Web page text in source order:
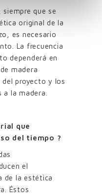
que se
original de la
es necesario
La frecuencia
dependerá en
madera
del proyecto y los
la madera.
que
del tiempo ?
el
de la estética
Éstos